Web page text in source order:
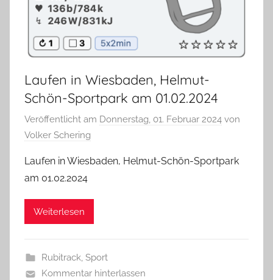
Laufen in Wiesbaden, Helmut-
Schön-Sportpark am 01.02.2024
Veröffentlicht am Donnerstag, 01. Februar 2024 von
Volker Schering
Laufen in Wiesbaden, Helmut-Schön-Sportpark
am 01.02.2024
Weiterlesen
Rubitrack, Sport
Kommentar hinterlassen